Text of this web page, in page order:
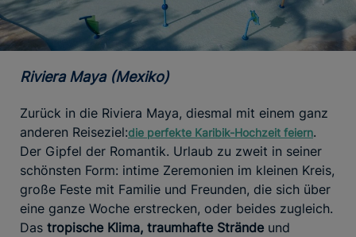
Riviera Maya (Mexiko)
Zurück in die Riviera Maya, diesmal mit einem ganz
anderen Reiseziel:die perfekte Karibik-Hochzeit feiern.
Der Gipfel der Romantik. Urlaub zu zweit in seiner
schönsten Form: intime Zeremonien im kleinen Kreis,
große Feste mit Familie und Freunden, die sich über
eine ganze Woche erstrecken, oder beides zugleich.
Das tropische Klima, traumhafte Strände und